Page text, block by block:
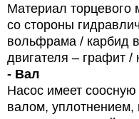
Материал торцевого
со стороны
вольфрама / карбид
двигателя – графит
- Вал
Насос имеет
валом,